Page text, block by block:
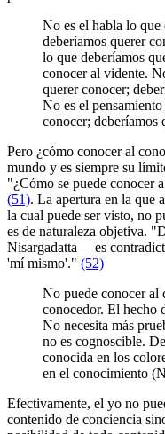
No es el habla lo que
deberíamos querer
lo que deberíamos
conocer al vidente.
querer conocer;
No es el
conocer; deberíamos
Pero ¿cómo conocer al
mundo y es siempre su
"¿Cómo se puede conocer
(51). La apertura en la que
la cual puede ser visto, no
es de naturaleza objetiva.
Nisargadatta― es
'mí mismo'." (52)
No puede conocer al
conocedor. El hecho
No necesita más
no es cognoscible.
conocida en los
en el conocimiento
Efectivamente, el yo no
contenido de conciencia